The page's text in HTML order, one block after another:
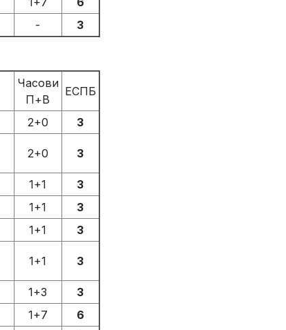
- 3
Часови
П+В
ЕСПБ
2+0 3
2+0 3
1+1
3
1+1
3
1+1 3
1+1 3
1+3
3
1+7
6